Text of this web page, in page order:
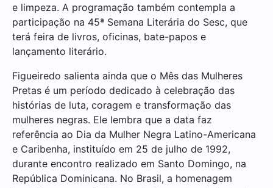
e limpeza. A programação também contempla a
participação na 45ª Semana Literária do Sesc, que
terá feira de livros, oficinas, bate-papos e
lançamento literário.
Figueiredo salienta ainda que o Mês das Mulheres
Pretas é um período dedicado à celebração das
histórias de luta, coragem e transformação das
mulheres negras. Ele lembra que a data faz
referência ao Dia da Mulher Negra Latino-Americana
e Caribenha, instituído em 25 de julho de 1992,
durante encontro realizado em Santo Domingo, na
República Dominicana. No Brasil, a homenagem